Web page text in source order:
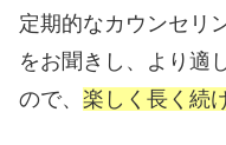
定期的なカウンセリ
をお聞きし、より適
ので、 楽しく長く続